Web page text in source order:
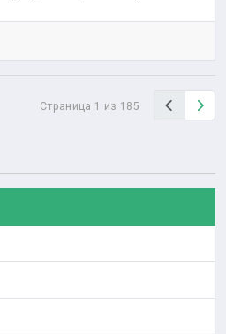
Страница 1 из 185 Назад